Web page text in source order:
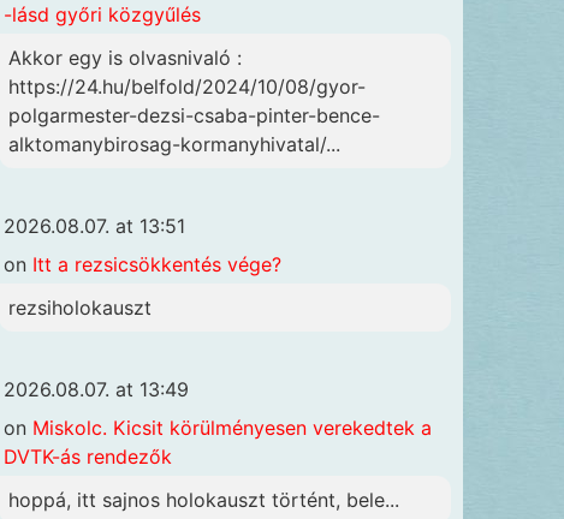
-lásd győri közgyűlés
Akkor egy is olvasnivaló :
https://24.hu/belfold/2024/10/08/gyor-
polgarmester-dezsi-csaba-pinter-bence-
alktomanybirosag-kormanyhivatal/...
2026.08.07. at 13:51
on Itt a rezsicsökkentés vége?
rezsiholokauszt
2026.08.07. at 13:49
on Miskolc. Kicsit körülményesen verekedtek a
DVTK-ás rendezők
hoppá, itt sajnos holokauszt történt, bele...